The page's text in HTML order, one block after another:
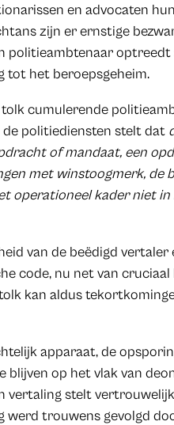
en advocaten
zijn er ernstige
politieambtenaar
tot het beroepsgeheim.
cumulerende
de politiediensten stelt dat
of mandaat, een
met winstoogmerk, de
operationeel kader niet
van de beëdigd
code, nu net van
kan aldus
apparaat, de
blijven op het vlak van
stelt
werd trouwens gevolgd